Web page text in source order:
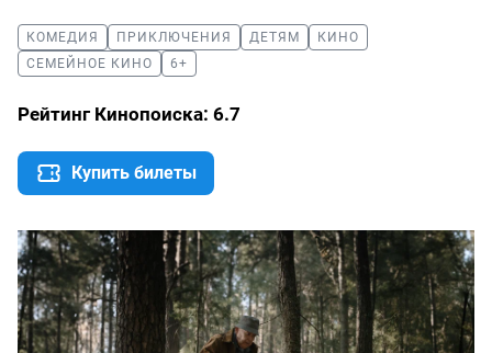
КОМЕДИЯ ПРИКЛЮЧЕНИЯ ДЕТЯМ
КИНО
СЕМЕЙНОЕ КИНО
6+
Рейтинг Кинопоиска: 6.7
Купить билеты